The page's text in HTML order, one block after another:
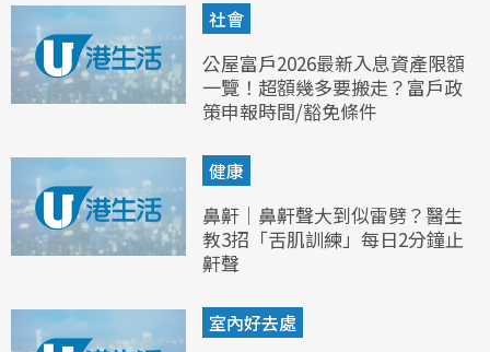
社會
公屋富戶2026最新入息資產限額
一覽！超額幾多要搬走？富戶政
策申報時間/豁免條件
健康
鼻鼾｜鼻鼾聲大到似雷劈？醫生
教3招「舌肌訓練」每日2分鐘止
鼾聲
室內好去處